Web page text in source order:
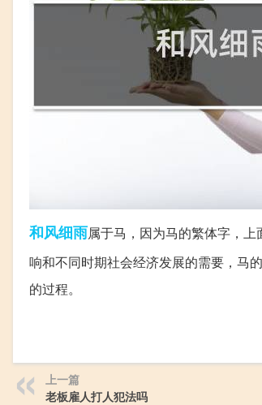
和风细雨属于马，因为马的繁体字，
响和不同时期社会经济发展的需要，马
的过程。
上一篇
老板雇人打人犯法吗